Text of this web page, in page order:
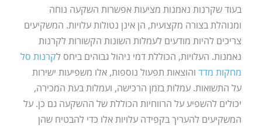
בעוד שקרנות נאמנות מציעות אפשרות השקעה נוחה
ומנוהלת בצורה מקצועית, הן אינן נטולות עלויות. המשקיעים
צריכים להיות מודעים לעמלות השונות הקשורות לקרנות
נאמנות. העלויות, הכוללת דמי ניהול גבוהים ביחס לקרנות סל
מחקות מדדוהוצאות תפעול נוספות, אלו משפיעות ישירות
על התשואות. עמלות בזמן הרכישה, ועמלות בעת המכירה,
יכולים להשפיע על הרווחיות הכוללת של ההשקעה גם כן. על
המשקיעים להעריך בקפידה עלויות אלו כדי להבטיח שהן